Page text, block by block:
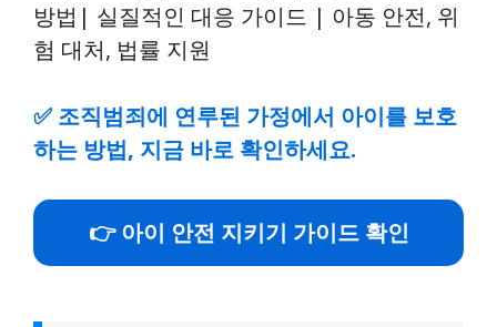
✅ 조직범죄에 연루된 가정에서 아이를 보호
하는 방법, 지금 바로 확인하세요.
👉 아이 안전 지키기 가이드 확인